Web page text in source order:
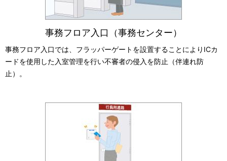
事務フロア入口では、フラッパーゲートを設置することによりICカ
ードを使用した入室管理を行い不審者の侵入を防止（伴連れ防
止）。
事務フロア入口（事務センター）